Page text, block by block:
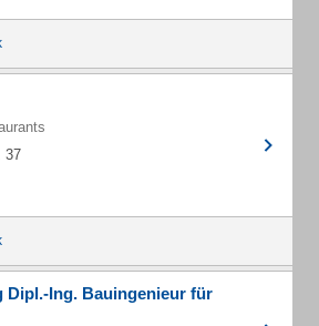
37
Dipl.-Ing. Bauingenieur für